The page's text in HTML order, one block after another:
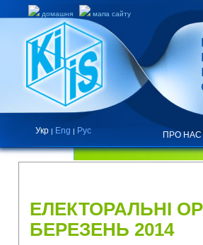
домашня мапа сайту
Укр | Eng | Рус ПРО НАС
ЕЛЕКТОРАЛЬНІ
БЕРЕЗЕНЬ 2014